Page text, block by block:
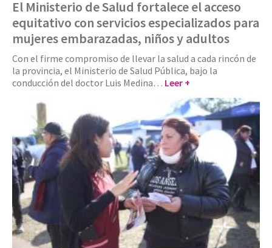
El Ministerio de Salud fortalece el acceso
equitativo con servicios especializados para
mujeres embarazadas, niños y adultos
Con el firme compromiso de llevar la salud a cada rincón de
la provincia, el Ministerio de Salud Pública, bajo la
conducción del doctor Luis Medina… Leer +